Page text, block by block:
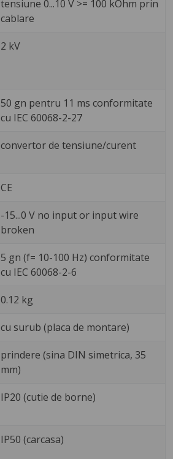
tensiune 0...10 V >= 100 kOhm prin
cablare
2 kV
50 gn pentru 11 ms conformitate
cu IEC 60068-2-27
convertor de tensiune/curent
CE
-15...0 V no input or input wire
broken
5 gn (f= 10-100 Hz) conformitate
cu IEC 60068-2-6
0.12 kg
cu surub (placa de montare)
prindere (sina DIN simetrica, 35
mm)
IP20 (cutie de borne)
IP50 (carcasa)